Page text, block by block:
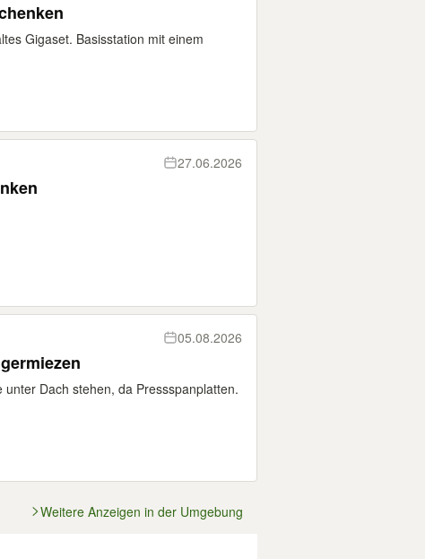
Gigaset. Basisstation mit einem
27.06.2026
05.08.2026
Dach stehen, da Pressspanplatten.
Weitere Anzeigen in der Umgebung